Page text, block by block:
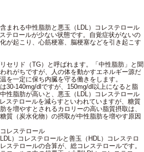
まれる中性脂肪と悪玉（LDL）コレステロール
テロールが少ない状態です。自覚症状がないの
が起こり、心筋梗塞、脳梗塞などを引き起こす
セリド（TG）と呼ばれます。「中性脂肪」と聞
れがちですが、人の体を動かすエネルギー源だ
を一定に保ち内臓を守る働きをします。
30-140mg/dlですが、150mg/dl以上になると脂
性脂肪が高いと、悪玉（LDL）コレステロール
ステロールを減らすといわれていますが、糖質
を増やすとされるカロリーの高い脂質摂取は、
質（炭水化物）の摂取が中性脂肪を増やす原因
レステロール
）コレステロールと善玉（HDL）コレステロ
ステロールの合算が、総コレステロールです。